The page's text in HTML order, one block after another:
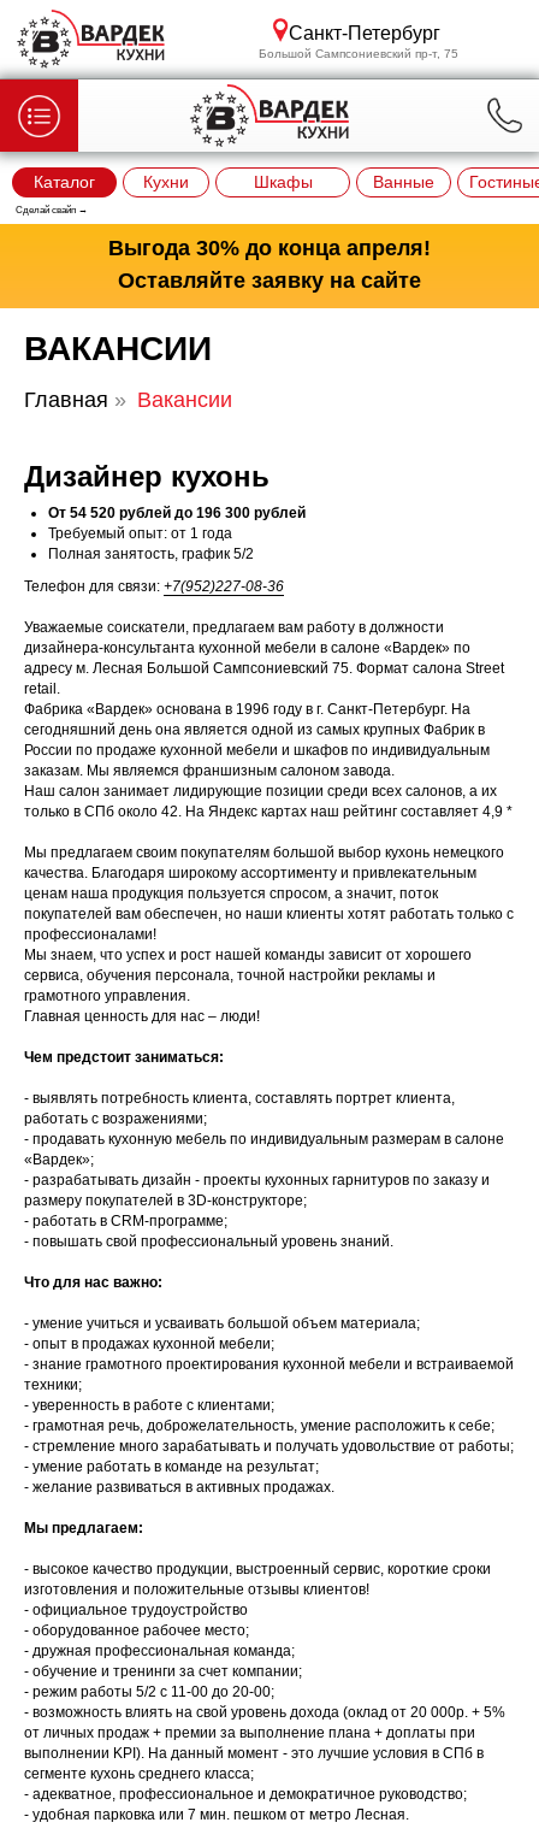
Санкт-Петербург
Большой Сампсониевский пр-т, 75
Сделай свайп →
Каталог Кухни Ванные
Шкафы
Выгода 30% до конца апреля!
Оставляйте заявку на сайте
ВАКАНСИИ
Главная » Вакансии
Дизайнер кухонь
От 54 520 рублей до 196 300 рублей
Требуемый опыт: от 1 года
Полная занятость, график 5/2
Телефон для связи: +7(952)227-08-36
Уважаемые соискатели, предлагаем вам работу в должности
дизайнера-консультанта кухонной мебели в салоне «Вардек» по
адресу м. Лесная Большой Сампсониевский 75. Формат салона Street
retail.
Фабрика «Вардек» основана в 1996 году в г. Санкт-Петербург. На
сегодняшний день она является одной из самых крупных Фабрик в
России по продаже кухонной мебели и шкафов по индивидуальным
заказам. Мы являемся франшизным салоном завода.
Наш салон занимает лидирующие позиции среди всех салонов, а их
только в СПб около 42. На Яндекс картах наш рейтинг составляет 4,9 *
Мы предлагаем своим покупателям большой выбор кухонь немецкого
качества. Благодаря широкому ассортименту и привлекательным
ценам наша продукция пользуется спросом, а значит, поток
покупателей вам обеспечен, но наши клиенты хотят работать только с
профессионалами!
Мы знаем, что успех и рост нашей команды зависит от хорошего
сервиса, обучения персонала, точной настройки рекламы и
грамотного управления.
Главная ценность для нас – люди!
Чем предстоит заниматься:
- выявлять потребность клиента, составлять портрет клиента,
работать с возражениями;
- продавать кухонную мебель по индивидуальным размерам в салоне
«Вардек»;
- разрабатывать дизайн - проекты кухонных гарнитуров по заказу и
размеру покупателей в 3D-конструкторе;
- работать в СRМ-программе;
- повышать свой профессиональный уровень знаний.
Что для нас важно:
- умение учиться и усваивать большой объем материала;
- опыт в продажах кухонной мебели;
- знание грамотного проектирования кухонной мебели и встраиваемой
техники;
- уверенность в работе с клиентами;
- грамотная речь, доброжелательность, умение расположить к себе;
- стремление много зарабатывать и получать удовольствие от работы;
- умение работать в команде на результат;
- желание развиваться в активных продажах.
Мы предлагаем:
- высокое качество продукции, выстроенный сервис, короткие сроки
изготовления и положительные отзывы клиентов!
- официальное трудоустройство
- оборудованное рабочее место;
- дружная профессиональная команда;
- обучение и тренинги за счет компании;
- режим работы 5/2 с 11-00 до 20-00;
- возможность влиять на свой уровень дохода (оклад от 20 000р. + 5%
от личных продаж + премии за выполнение плана + доплаты при
выполнении KPI). На данный момент - это лучшие условия в СПб в
сегменте кухонь среднего класса;
- адекватное, профессиональное и демократичное руководство;
- удобная парковка или 7 мин. пешком от метро Лесная.